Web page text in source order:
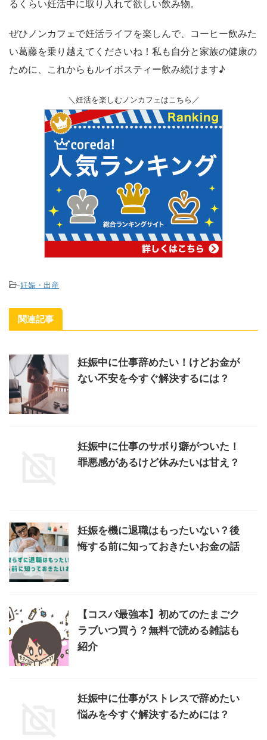
るくらい妊活中に取り入れて欲しい飲み物。
ぜひノンカフェで妊活ライフを楽しんで、コーヒー飲みた
い葛藤を乗り越えてくださいね！ 私も自分と家族の健康の
ために、これからもルイボスティー飲み続けます♪
＼妊活を楽しむノンカフェはこちら／
-妊娠・出産
関連記事
妊娠中に仕事辞めたい！けどお金が
ない不安を今すぐ解決するには？
妊娠中に仕事のサボり癖がついた！
罪悪感があるけど休みたいは甘え？
妊娠を機に退職はもったいない？後
悔する前に知っておきたいお金の話
【コスパ最強本】初めてのたまごク
ラブいつ買う？無料で読める雑誌も
紹介
妊娠中に仕事がストレスで辞めたい
悩みを今すぐ解決するためには？